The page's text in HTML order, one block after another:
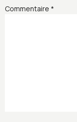
Commentaire *